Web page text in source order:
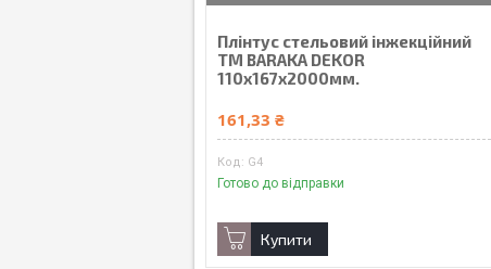
Плінтус стельовий інжекційний
ТМ BARAKA DEKOR
110х167х2000мм.
161,33 ₴
G4
Готово до відправки
Купити